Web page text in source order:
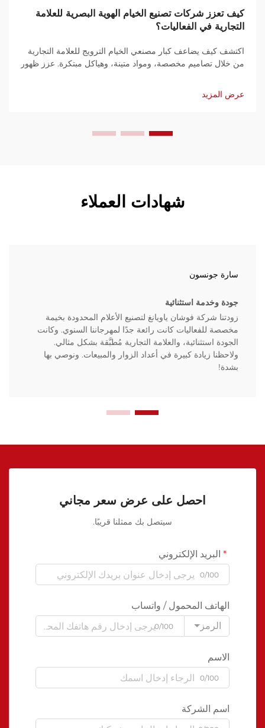
كيف تعزز شركات تصنيع الخيام الهوية البصرية للعلامة
التجارية في الفعاليات؟
اكتشف كيف يضاعف كبار مصنعي الخيام الترويج للعلامة التجارية
من خلال تصاميم مخصصة، ومواد متينة، وهياكل مبتكرة. عزز ظهور
عرض المزيد
شهادات العملاء
سارة جونسون
جودة وخدمة استثنائية
زودتنا شركة فوشان ياويانغ لتصنيع الأعلام المحدودة بخيمة
مخصصة للفعاليات كانت رائعة جدًا لمهرجاننا السنوي. وكانت
الجودة استثنائية، والعلامة التجارية مُطبَّقة بشكل مثالي.
ولاحظنا زيادة كبيرة في أعداد الزوار والمبيعات. ونوصي بها
بشدة!
احصل على عرض سعر مجاني
سيتصل بك ممثلنا قريبًا.
البريد الإلكتروني
0/100
الهاتف المحمول / واتساب
الرمز
0/100
الاسم
0/100
اسم الشركة